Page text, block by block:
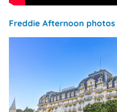
Freddie Afternoon photos